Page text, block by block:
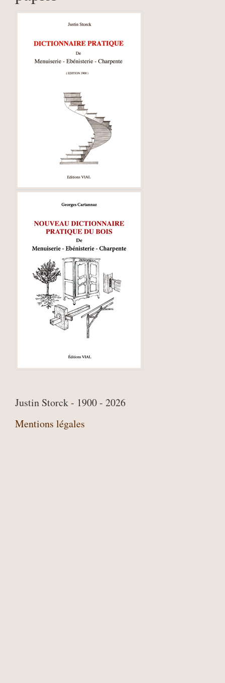
Justin Storck - 1900 - 2026
Mentions légales